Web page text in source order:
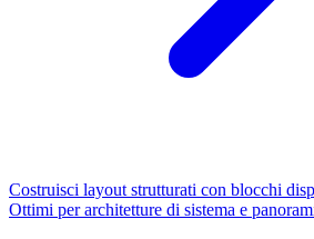
Costruisci layout strutturati con blocchi
Ottimi per architetture di sistema e